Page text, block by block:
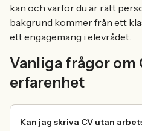
kan och varför du är rätt
bakgrund kommer från ett
ett engagemang i elevrådet.
Vanliga frågor om
erfarenhet
Kan jag skriva CV utan